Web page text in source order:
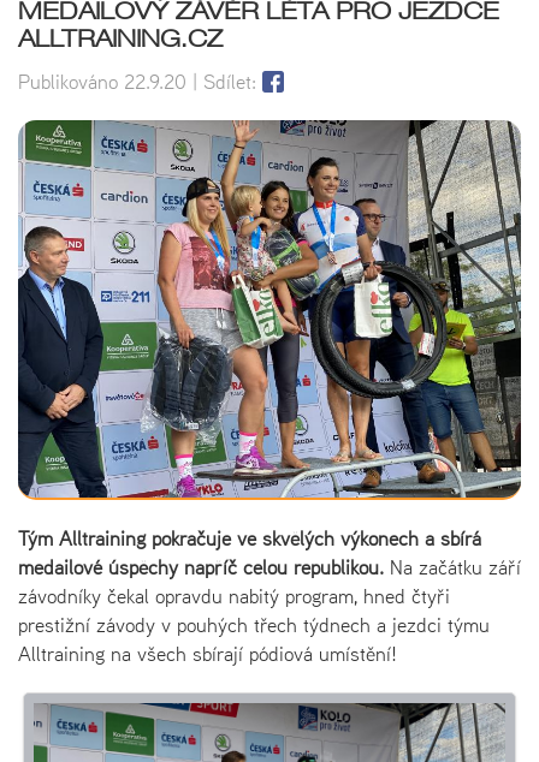
MEDAILOVÝ ZÁVĚR LÉTA PRO JEZDCE
ALLTRAINING.CZ
Publikováno 22.9.20 | Sdílet:
Tým Alltraining pokračuje ve skvělých výkonech a sbírá
medailové úspěchy napříč celou republikou. Na začátku září
závodníky čekal opravdu nabitý program, hned čtyři
prestižní závody v pouhých třech týdnech a jezdci týmu
Alltraining na všech sbírají pódiová umístění!